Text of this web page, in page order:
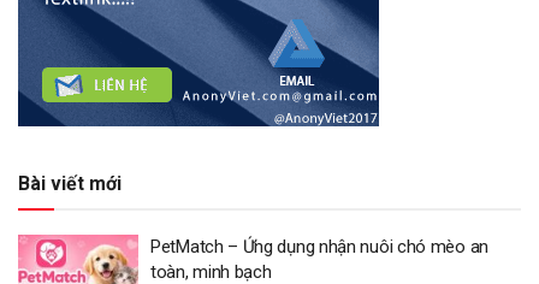
Bài viết mới
PetMatch – Ứng dụng nhận nuôi chó mèo an
toàn, minh bạch